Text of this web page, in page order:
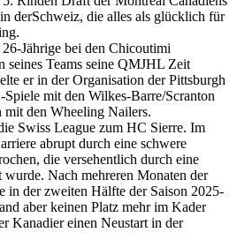
derSchweiz, die alles als glücklich für
Jährige bei den Chicoutimi
seines Teams seine QMJHL Zeit
er in der Organisation der Pittsburgh
mit den Wilkes-Barre/Scranton
den Wheeling Nailers.
Swiss League zum HC Sierre. Im
abrupt durch eine schwere
die versehentlich durch eine
Nach mehreren Monaten der
in der zweiten Hälfte der Saison 2025-
aber keinen Platz mehr im Kader
Kanadier einen Neustart in der